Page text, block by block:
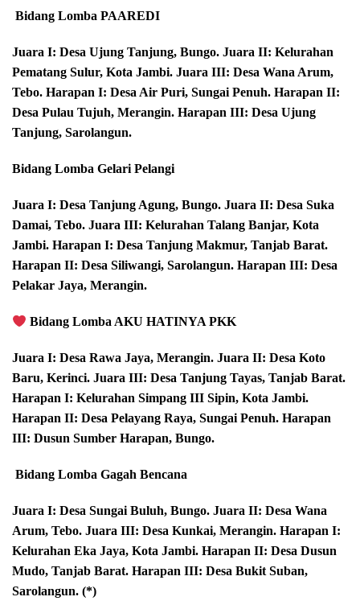
‍‍ Bidang Lomba PAAREDI
Juara I: Desa Ujung Tanjung, Bungo. Juara II: Kelurahan
Pematang Sulur, Kota Jambi. Juara III: Desa Wana Arum,
Tebo. Harapan I: Desa Air Puri, Sungai Penuh. Harapan II:
Desa Pulau Tujuh, Merangin. Harapan III: Desa Ujung
Tanjung, Sarolangun.
Bidang Lomba Gelari Pelangi
Juara I: Desa Tanjung Agung, Bungo. Juara II: Desa Suka
Damai, Tebo. Juara III: Kelurahan Talang Banjar, Kota
Jambi. Harapan I: Desa Tanjung Makmur, Tanjab Barat.
Harapan II: Desa Siliwangi, Sarolangun. Harapan III: Desa
Pelakar Jaya, Merangin.
Bidang Lomba AKU HATINYA PKK
Juara I: Desa Rawa Jaya, Merangin. Juara II: Desa Koto
Baru, Kerinci. Juara III: Desa Tanjung Tayas, Tanjab Barat.
Harapan I: Kelurahan Simpang III Sipin, Kota Jambi.
Harapan II: Desa Pelayang Raya, Sungai Penuh. Harapan
III: Dusun Sumber Harapan, Bungo.
️ Bidang Lomba Gagah Bencana
Juara I: Desa Sungai Buluh, Bungo. Juara II: Desa Wana
Arum, Tebo. Juara III: Desa Kunkai, Merangin. Harapan I:
Kelurahan Eka Jaya, Kota Jambi. Harapan II: Desa Dusun
Mudo, Tanjab Barat. Harapan III: Desa Bukit Suban,
Sarolangun. (*)